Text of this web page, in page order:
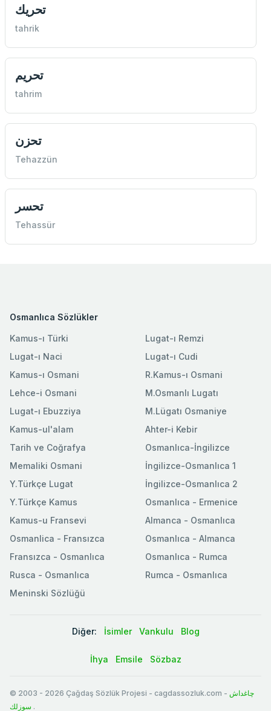
تحريك
tahrik
تحريم
tahrim
تحزن
Tehazzün
تحسر
Tehassür
Osmanlıca Sözlükler
Kamus-ı Türki
Lugat-ı Naci
Kamus-ı Osmani
Lehce-i Osmani
Lugat-ı Ebuzziya
Lugat-ı Remzi
Lugat-ı Cudi
R.Kamus-ı Osmani
M.Osmanlı Lugatı
M.Lügatı Osmaniye
Kamus-ul'alam
Tarih ve Coğrafya
Memaliki Osmani
Y.Türkçe Lugat
Y.Türkçe Kamus
Ahter-i Kebir
Osmanlıca-İngilizce
İngilizce-Osmanlıca 1
İngilizce-Osmanlıca 2
Osmanlıca - Ermenice
Kamus-u Fransevi
Osmanlica - Fransızca
Fransızca - Osmanlıca
Rusca - Osmanlıca
Meninski Sözlüğü
Almanca - Osmanlıca
Osmanlıca - Almanca
Osmanlıca - Rumca
Rumca - Osmanlıca
Diğer: İsimler Vankulu Blog
İhya Emsile Sözbaz
© 2003 - 2026 Çağdaş Sözlük Projesi - cagdassozluk.com - چاغداش
سوزلك .